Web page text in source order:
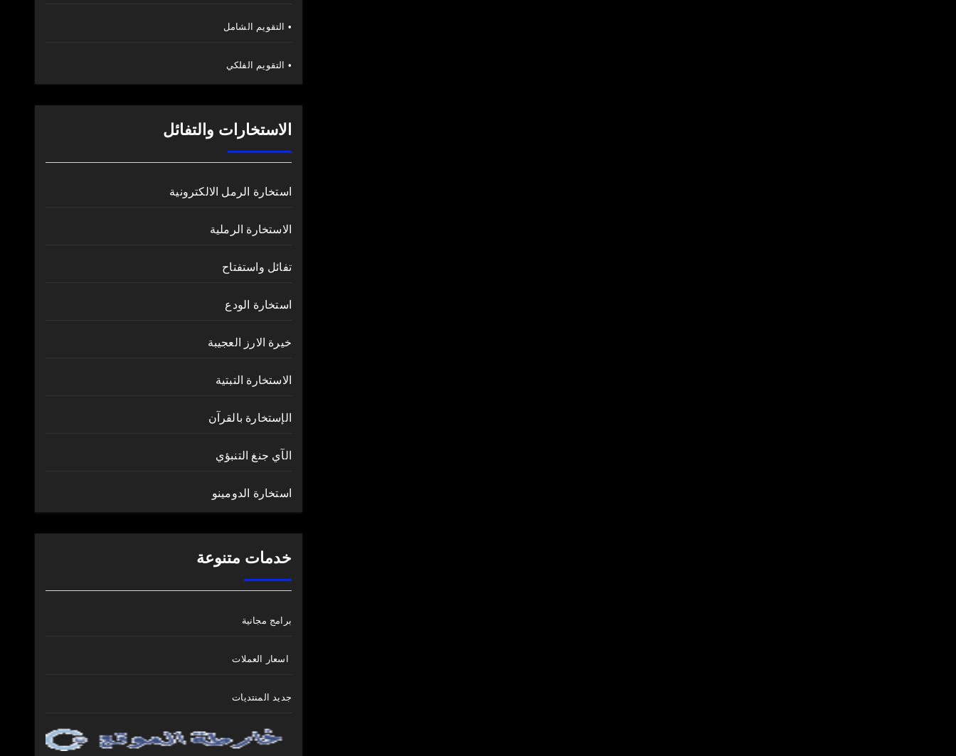
• التقويم الشامل
• التقويم الفلكي
الاستخارات والتفائل
استخارة الرمل الالكترونية
الاستخارة الرملية
تفائل واستفتاح
استخارة الودع
خيرة الارز العجيبة
الاستخارة التبتية
الإستخارة بالقرآن
الآي جنغ التنبؤي
استخارة الدومينو
خدمات متنوعة
برامج مجانية
اسعار العملات
جديد المنتديات